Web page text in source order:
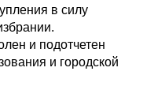
в силу
и подотчетен
и городской